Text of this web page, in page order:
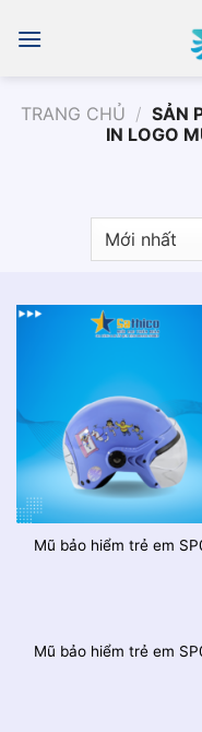
đến
TRANG CHỦ / SẢN
IN LOGO
Mũ bảo hiểm trẻ em
Mũ bảo hiểm trẻ em